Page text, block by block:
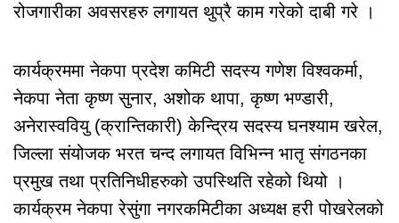
रोजगारीका अवसरहरु लगायत थुप्रै काम गरेको दाबी गरे ।
कार्यक्रममा नेकपा प्रदेश कमिटी सदस्य गणेश विश्वकर्मा,
नेकपा नेता कृष्ण सुनार, अशोक थापा, कृष्ण भण्डारी,
अनेरास्ववियु (क्रान्तिकारी) केन्द्रिय सदस्य घनश्याम खरेल,
जिल्ला संयोजक भरत चन्द लगायत विभिन्न भातृ संगठनका
प्रमुख तथा प्रतिनिधीहरुको उपस्थिति रहेको थियो ।
कार्यक्रम नेकपा रेसुंगा नगरकमिटीका अध्यक्ष हरी पोखरेलको